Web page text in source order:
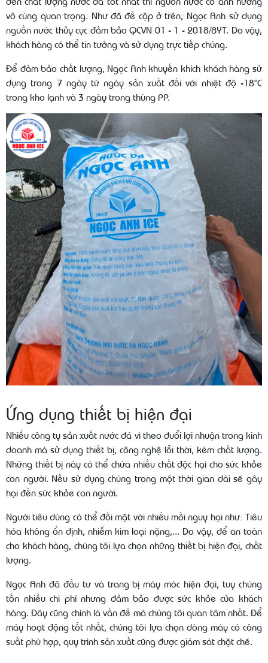
vô cùng quan trọng. Như đã đề cập ở trên, Ngọc Anh sử dụng
nguồn nước thủy cục đảm bảo QCVN 01 - 1 - 2018/BYT. Do vậy,
khách hàng có thể tin tưởng và sử dụng trực tiếp chúng.
Để đảm bảo chất lượng, Ngọc Anh khuyến khích khách hàng sử
dụng trong 7 ngày từ ngày sản xuất đối với nhiệt độ -18°C
trong kho lạnh và 3 ngày trong thùng PP.
Ứng dụng thiết bị hiện đại
Nhiều công ty sản xuất nước đá vì theo đuổi lợi nhuận trong kinh
doanh mà sử dụng thiết bị, công nghệ lỗi thời, kém chất lượng.
Những thiết bị này có thể chứa nhiều chất độc hại cho sức khỏe
con người. Nếu sử dụng chúng trong một thời gian dài sẽ gây
hại đến sức khỏe con người.
Người tiêu dùng có thể đối mặt với nhiều mối nguy hại như: Tiêu
hóa không ổn định, nhiễm kim loại nặng,... Do vậy, để an toàn
cho khách hàng, chúng tôi lựa chọn những thiết bị hiện đại, chất
lượng.
Ngọc Anh đã đầu tư và trang bị máy móc hiện đại, tuy chúng
tốn nhiều chi phí nhưng đảm bảo được sức khỏe của khách
hàng. Đây cũng chính là vấn đề mà chúng tôi quan tâm nhất. Để
máy hoạt động tốt nhất, chúng tôi lựa chọn dòng máy có công
suất phù hợp, quy trình sản xuất cũng được giám sát chặt chẽ.